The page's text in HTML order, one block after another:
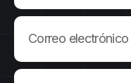
Correo